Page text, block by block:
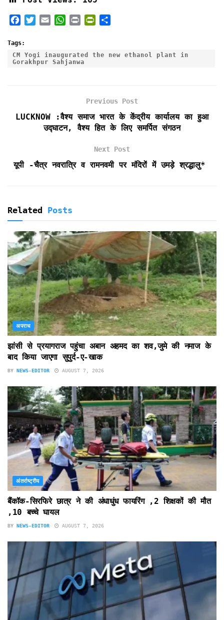
c
e
b
t
t
i
l
t
s
n
t
n
n
d
y
r
Tags:
CM Yogi inaugurated the new ethanol plant in
Gorakhpur Sahjanwa
Previous Post
LUCKNOW :वैश्य समाज भारत के केंद्रीय कार्यालय का हुआ
उद्घाटन, वैश्य हित के लिए समर्पित संगठन
Next Post
यूपी -चैत्र नवरात्रि व रामनवमी पर मंदिरों में उमड़े श्रद्धालु*
Related Posts
अपराध
झांसी से प्रयागराज पहुंचा अबान अहमद का शव,जुमे की नमाज के
बाद किया जाएगा सुपुर्द-ए-खाक
BY NEWS-EDITOR AUGUST 7, 2026
अंतर्राष्ट्रीय
बैंकॉक-सिरफिरे छात्र ने की अंधाधुंध फायरिंग ,2 शिक्षकों की मौत
,10 बच्चे घायल
BY NEWS-EDITOR AUGUST 7, 2026